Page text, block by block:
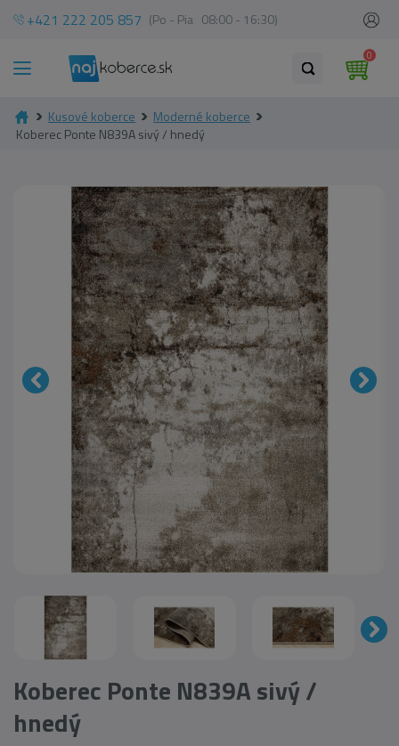
+421 222 205 857 (Po - Pia 08:00 - 16:30)
0
Kusové koberce
Moderné koberce
Koberec Ponte N839A sivý / hnedý
Koberec Ponte N839A sivý /
hnedý